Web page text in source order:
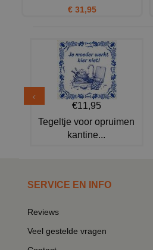
€ 31,95
€11,95
Tegeltje voor opruimen
kantine...
SERVICE EN INFO
Reviews
Veel gestelde vragen